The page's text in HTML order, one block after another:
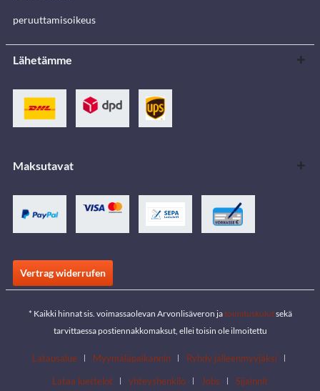
peruuttamisoikeus
Lähetämme
Maksutavat
Vertrag widerrufen
* Kaikki hinnat sis. voimassaolevan Arvonlisäveron jatoimituskulutsekä
tarvittaessa postiennakkomaksut, ellei toisin ole ilmoitettu
Latausalue Myymäläpaikannin
Ryhdy jälleenmyyjäksi
Lataa luettelot
yhteyshenkilö Jobs Sijainnit